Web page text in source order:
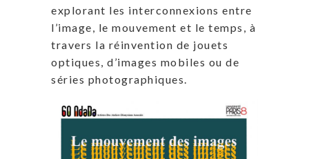
explorant les interconnexions entre
l’image, le mouvement et le temps, à
travers la réinvention de jouets
optiques, d’images mobiles ou de
séries photographiques.